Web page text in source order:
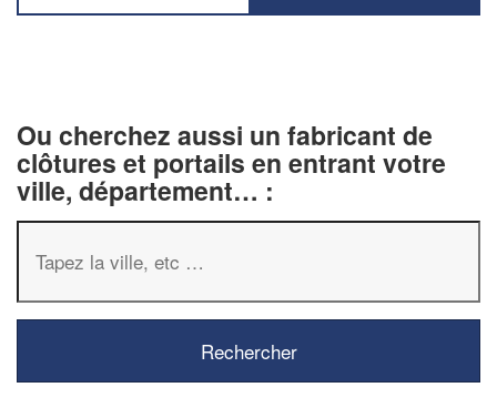
Ou cherchez aussi un fabricant de
clôtures et portails en entrant votre
ville, département… :